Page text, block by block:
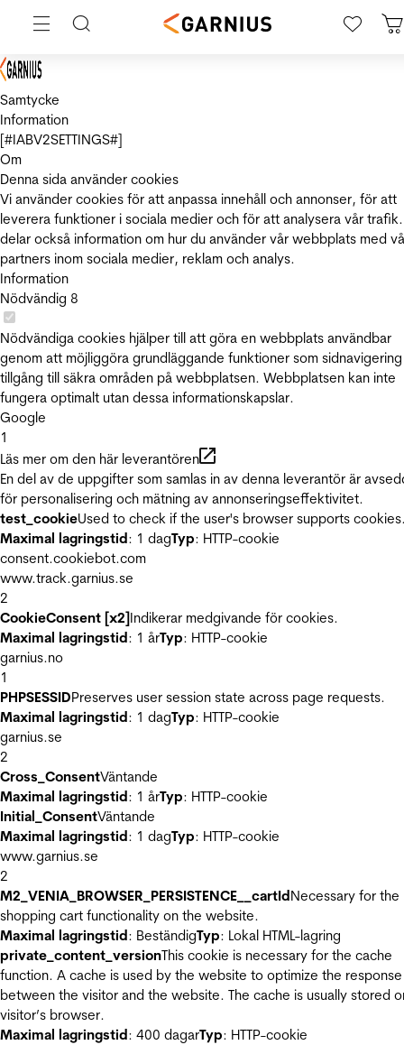
Samtycke
Information
[#IABV2SETTINGS#]
Om
Denna sida använder cookies
Vi använder cookies för att anpassa innehåll och annonser, för att
leverera funktioner i sociala medier och för att analysera vår
delar också information om hur du använder vår webbplats med
partners inom sociala medier, reklam och analys.
Information
Nödvändig 8
Nödvändiga cookies hjälper till att göra en webbplats användbar
genom att möjliggöra grundläggande funktioner som
tillgång till säkra områden på webbplatsen. Webbplatsen kan inte
fungera optimalt utan dessa informationskapslar.
Google
1
Läs mer om den här leverantören
En del av de uppgifter som samlas in av denna leverantör är
för personalisering och mätning av annonseringseffektivitet.
test_cookieUsed to check if the user's browser supports
Maximal lagringstid: 1 dagTyp: HTTP-cookie
consent.cookiebot.com
www.track.garnius.se
2
CookieConsent [x2]Indikerar medgivande för cookies.
Maximal lagringstid: 1 årTyp: HTTP-cookie
garnius.no
1
PHPSESSIDPreserves user session state across page requests.
Maximal lagringstid: 1 dagTyp: HTTP-cookie
garnius.se
2
Cross_ConsentVäntande
Maximal lagringstid: 1 årTyp: HTTP-cookie
Initial_ConsentVäntande
Maximal lagringstid: 1 dagTyp: HTTP-cookie
www.garnius.se
2
M2_VENIA_BROWSER_PERSISTENCE__cartIdNecessary for the
shopping cart functionality on the website.
Maximal lagringstid: BeständigTyp: Lokal HTML-lagring
private_content_versionThis cookie is necessary for the cache
function. A cache is used by the website to optimize the
between the visitor and the website. The cache is usually stored
visitor’s browser.
Maximal lagringstid: 400 dagarTyp: HTTP-cookie